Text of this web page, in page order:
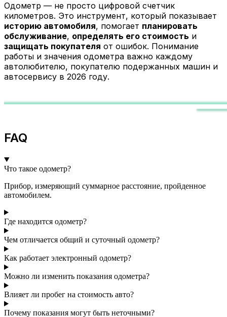
Одометр — не просто цифровой счетчик
километров. Это инструмент, который показывает
историю автомобиля, помогает планировать
обслуживание, определять его стоимость и
защищать покупателя от ошибок. Понимание
работы и значения одометра важно каждому
автолюбителю, покупателю подержанных машин и
автосервису в 2026 году.
FAQ
Что такое одометр?
Прибор, измеряющий суммарное расстояние, пройденное
автомобилем.
Где находится одометр?
Чем отличается общий и суточный одометр?
Как работает электронный одометр?
Можно ли изменить показания одометра?
Влияет ли пробег на стоимость авто?
Почему показания могут быть неточными?